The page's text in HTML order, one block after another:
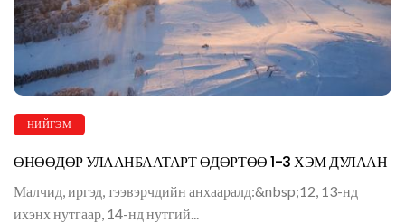
НИЙГЭМ
ӨНӨӨДӨР УЛААНБААТАРТ ӨДӨРТӨӨ 1-3 ХЭМ ДУЛААН
Малчид, иргэд, тээвэрчдийн анхааралд:&nbsp;12, 13-нд
ихэнх нутгаар, 14-нд нутгий...